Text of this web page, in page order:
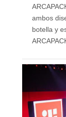
ambos
botella y